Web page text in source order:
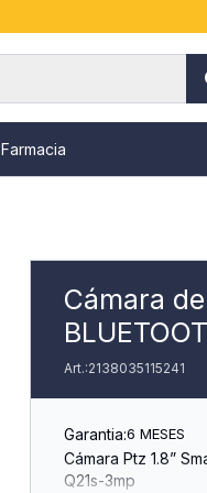
Farmacia
Cámara
2138035115241
Garantia:6 MESES
Cámara Ptz 1.8”
Q21s-3mp